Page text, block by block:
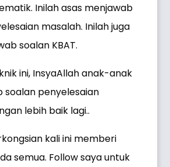
Inilah asas menjawab
masalah. Inilah juga
soalan KBAT.
ini, InsyaAllah anak-anak
soalan penyelesaian
lebih baik lagi..
kali ini memberi
semua. Follow saya untuk